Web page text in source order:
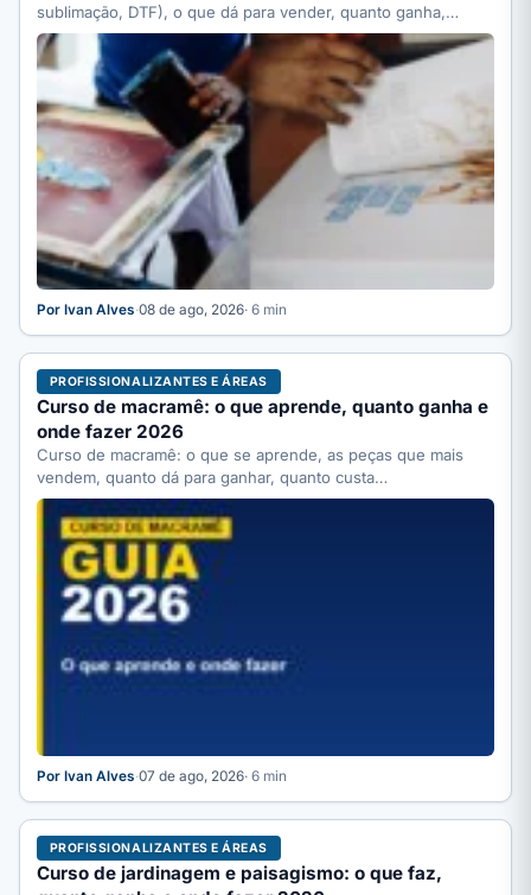
sublimação, DTF), o que dá para vender, quanto ganha,
quanto…
Por Ivan Alves·08 de ago, 2026· 6 min
PROFISSIONALIZANTES E ÁREAS
Curso de macramê: o que aprende, quanto ganha e
onde fazer 2026
Curso de macramê: o que se aprende, as peças que mais
vendem, quanto dá para ganhar, quanto custa…
Por Ivan Alves·07 de ago, 2026· 6 min
PROFISSIONALIZANTES E ÁREAS
Curso de jardinagem e paisagismo: o que faz,